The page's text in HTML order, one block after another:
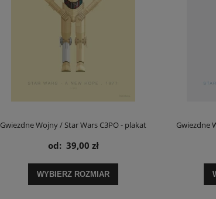
Gwiezdne Wojny / Star Wars C3PO - plakat
od: 39,00 zł
WYBIERZ ROZMIAR
Gwiezdne